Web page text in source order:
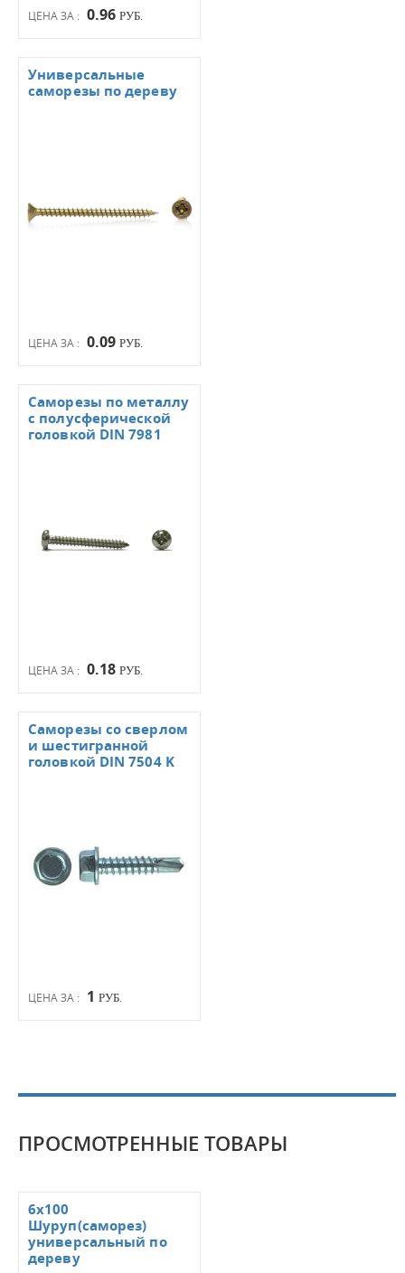
ЦЕНА ЗА : 0.96 РУБ.
ЦЕНА ЗА : 0.09 РУБ.
Универсальные
саморезы по дереву
ЦЕНА ЗА : 0.18 РУБ.
Саморезы по металлу
с полусферической
головкой DIN 7981
ЦЕНА ЗА : 1 РУБ.
Саморезы со сверлом
и шестигранной
головкой DIN 7504 K
ПРОСМОТРЕННЫЕ ТОВАРЫ
6х100
Шуруп(саморез)
универсальный по
дереву